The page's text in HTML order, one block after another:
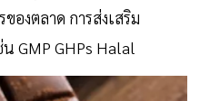
องตลาด การส่งเสริม
GMP GHPs Halal